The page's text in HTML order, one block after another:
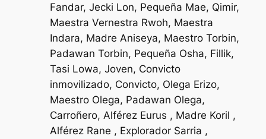
Fandar, Jecki Lon, Pequeña Mae, Qimir,
Maestra Vernestra Rwoh, Maestra
Indara, Madre Aniseya, Maestro Torbin,
Padawan Torbin, Pequeña Osha, Fillik,
Tasi Lowa, Joven, Convicto
inmovilizado, Convicto, Olega Erizo,
Maestro Olega, Padawan Olega,
Carroñero, Alférez Eurus , Madre Koril ,
Alférez Rane , Explorador Sarria ,